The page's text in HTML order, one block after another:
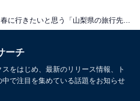
ーチ
をはじめ、最新のリリース情報、ト
で注目を集めている話題をお知らせ